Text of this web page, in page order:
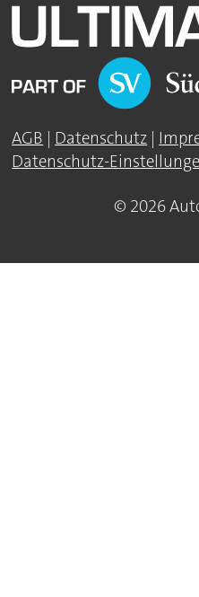
AGB | Datenschutz |
Datenschutz-
© 2026